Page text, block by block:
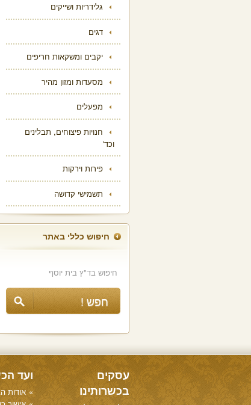
גלידריות ושייקים
דגים
יקבים ומשקאות חריפים
מסעדות ומזון מהיר
מפעלים
חנויות פיצוחים, תבלינים
וכד'
פירות וירקות
תשמישי קדושה
חיפוש כללי באתר
עסקים
בכשרותינו
ועד
אודות